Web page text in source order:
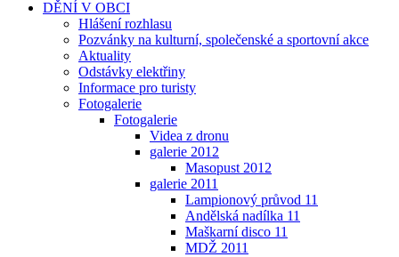
DĚNÍ V OBCI
Hlášení rozhlasu
Pozvánky na kulturní, společenské a sportovní akce
Aktuality
Odstávky elektřiny
Informace pro turisty
Fotogalerie
Fotogalerie
Videa z dronu
galerie 2012
Masopust 2012
galerie 2011
Lampionový průvod 11
Andělská nadílka 11
Maškarní disco 11
MDŽ 2011